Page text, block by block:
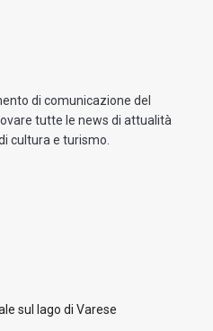
di comunicazione del
tutte le news di attualità
cultura e turismo.
sul lago di Varese